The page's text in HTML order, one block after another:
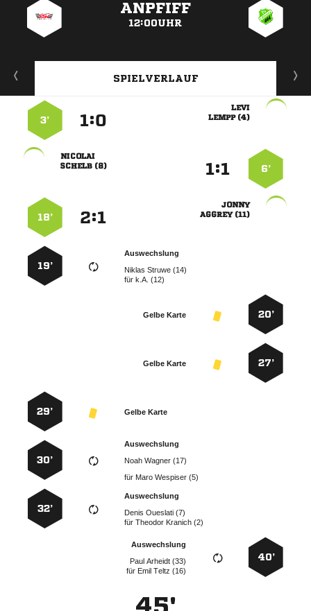
ANPFIFF
12:00UHR
SPIELVERLAUF

 
:
3’
6’
:

 

 
:
18’
Auswechslung
  
fürk.A. (12)
19’
20’
Gelbe Karte
27’
Gelbe Karte
Gelbe Karte
29’
Auswechslung
  
für   
30’
Auswechslung
  
für  
32’
40’
Auswechslung
  
für   
45'